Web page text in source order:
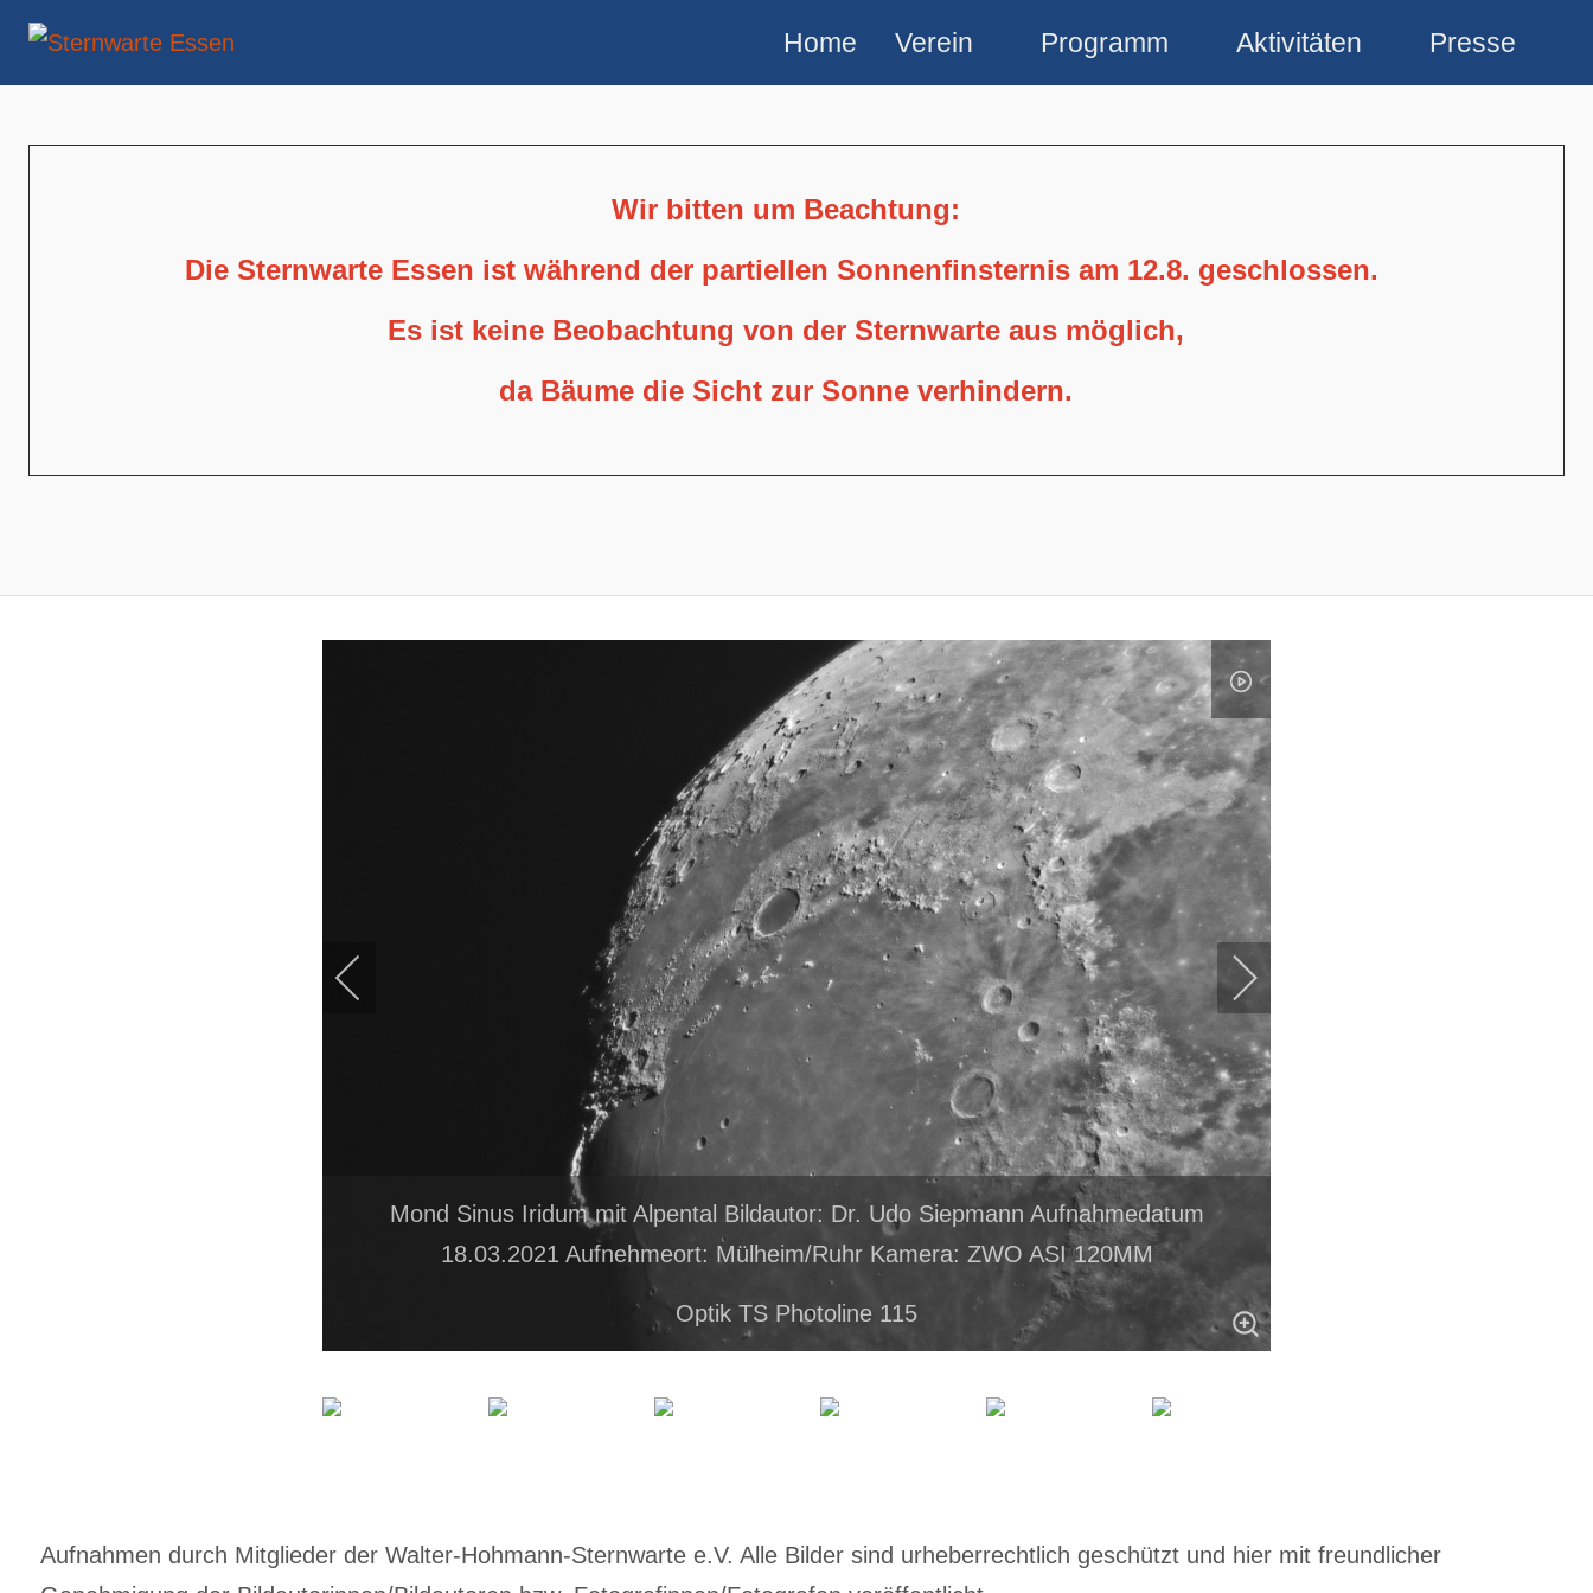
Home Verein Programm Aktivitäten Presse
Wir bitten um Beachtung:
Die Sternwarte Essen ist während der partiellen Sonnenfinsternis am 12.8. geschlossen.
Es ist keine Beobachtung von der Sternwarte aus möglich,
da Bäume die Sicht zur Sonne verhindern.
Mond Sinus Iridum mit Alpental Bildautor: Dr. Udo Siepmann Aufnahmedatum
18.03.2021 Aufnehmeort: Mülheim/Ruhr Kamera: ZWO ASI 120MM
Optik TS Photoline 115
Aufnahmen durch Mitglieder der Walter-Hohmann-Sternwarte e.V. Alle Bilder sind urheberrechtlich geschützt und hier mit freundlicher